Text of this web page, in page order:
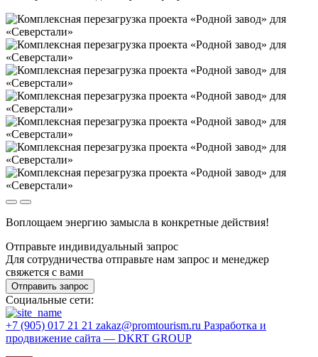
Воплощаем энергию замысла в конкретные действия!
Отправьте индивидуальный запрос
Для сотрудничества отправьте нам запрос и менеджер
свяжется с вами
Отправить запрос
Социальные сети:
+7 (905) 017 21 21 zakaz@promtourism.ru Разработка и
продвижение сайта — DKRT GROUP